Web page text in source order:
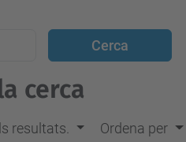
cerca
resultats. Ordena per